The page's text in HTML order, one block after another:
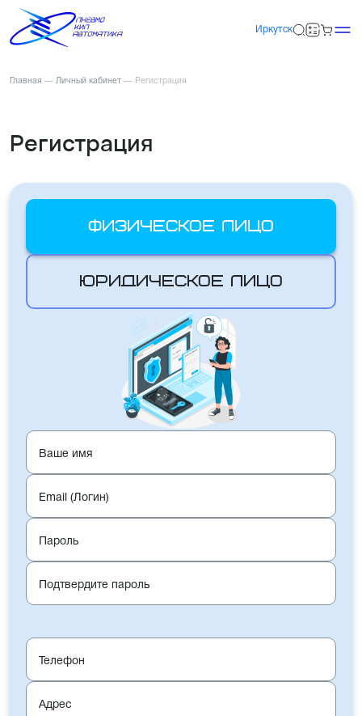
Иркутск
Главная — Личный кабинет — Регистрация
Регистрация
Физическое лицо
Юридическое лицо
Ваше имя
Email (Логин)
Пароль
Подтвердите пароль
Телефон
Адрес